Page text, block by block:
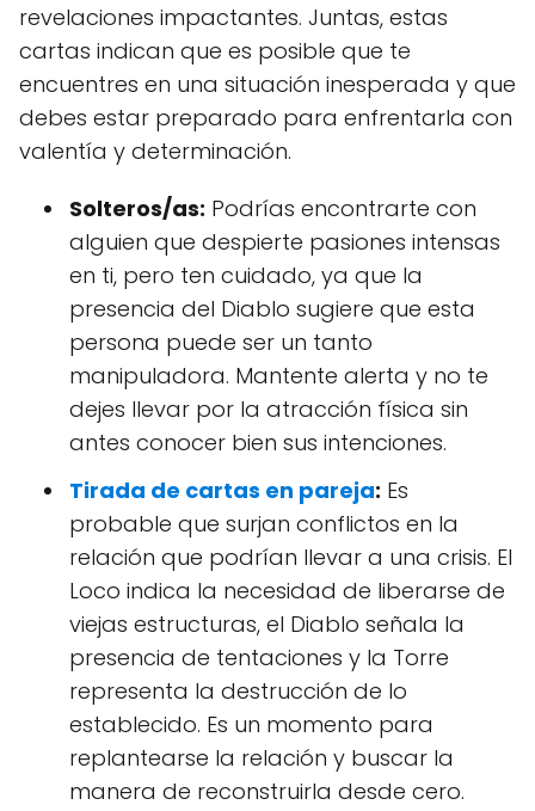
revelaciones impactantes. Juntas, estas
cartas indican que es posible que te
encuentres en una situación inesperada y que
debes estar preparado para enfrentarla con
valentía y determinación.
Solteros/as: Podrías encontrarte con
alguien que despierte pasiones intensas
en ti, pero ten cuidado, ya que la
presencia del Diablo sugiere que esta
persona puede ser un tanto
manipuladora. Mantente alerta y no te
dejes llevar por la atracción física sin
antes conocer bien sus intenciones.
Tirada de cartas en pareja: Es
probable que surjan conflictos en la
relación que podrían llevar a una crisis. El
Loco indica la necesidad de liberarse de
viejas estructuras, el Diablo señala la
presencia de tentaciones y la Torre
representa la destrucción de lo
establecido. Es un momento para
replantearse la relación y buscar la
manera de reconstruirla desde cero.